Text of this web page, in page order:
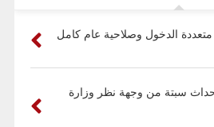
متعددة الدخول وصلاحية عام كامل
سبتة من وجهة نظر وزارة